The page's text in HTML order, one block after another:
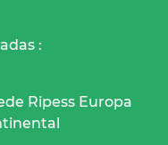
:
Ripess Europa